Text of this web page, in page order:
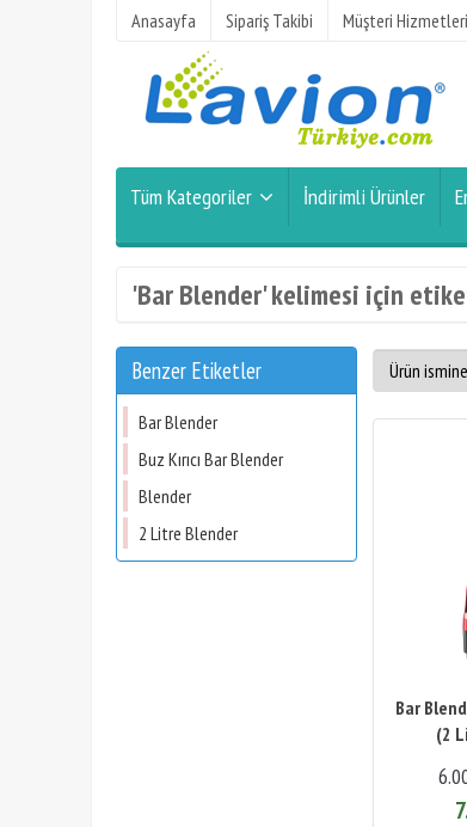
Anasayfa Sipariş Takibi Müşteri Hizmetleri
Tüm Kategoriler İndirimli Ürünler
'Bar Blender' kelimesi için
Benzer Etiketler
Bar Blender
Buz Kırıcı Bar Blender
Blender
2 Litre Blender
Bar
(2